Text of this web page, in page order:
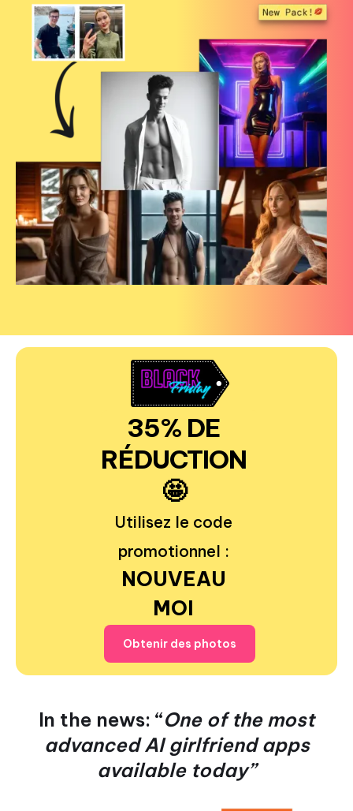
35% DE
RÉDUCTION
🤩
Utilisez le code
promotionnel :
NOUVEAU
MOI
Obtenir des photos
In the news: “One of the most
advanced AI girlfriend apps
available today”